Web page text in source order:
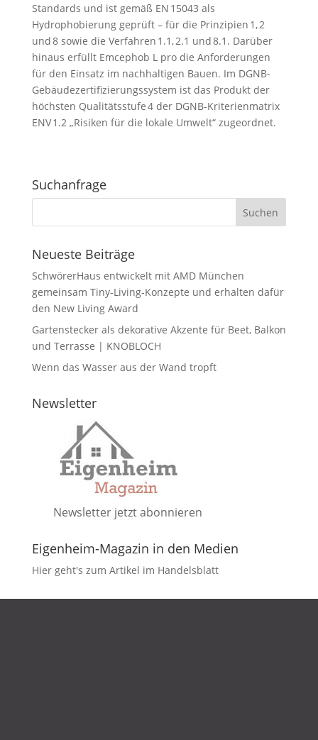
Standards und ist gemäß EN 15043 als
Hydrophobierung geprüft – für die Prinzipien 1, 2
und 8 sowie die Verfahren 1.1, 2.1 und 8.1. Darüber
hinaus erfüllt Emcephob L pro die Anforderungen
für den Einsatz im nachhaltigen Bauen. Im DGNB-
Gebäudezertifizierungssystem ist das Produkt der
höchsten Qualitätsstufe 4 der DGNB-Kriterienmatrix
ENV 1.2 „Risiken für die lokale Umwelt“ zugeordnet.
Suchanfrage
Neueste Beiträge
SchwörerHaus entwickelt mit AMD München
gemeinsam Tiny-Living-Konzepte und erhalten dafür
den New Living Award
Gartenstecker als dekorative Akzente für Beet, Balkon
und Terrasse | KNOBLOCH
Wenn das Wasser aus der Wand tropft
Newsletter
Newsletter jetzt abonnieren
Eigenheim-Magazin in den Medien
Hier geht's zum Artikel im Handelsblatt
DATENSCHUTZ